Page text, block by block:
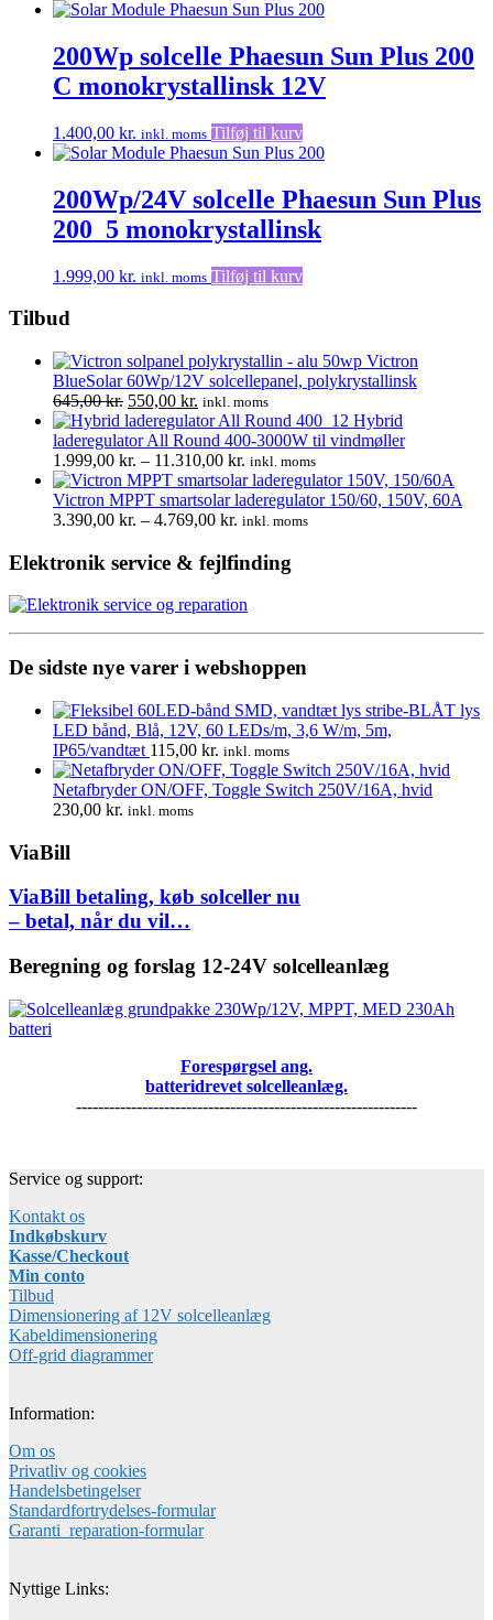
200Wp solcelle Phaesun Sun Plus 200
C monokrystallinsk 12V
1.400,00 kr. inkl. moms Tilføj til kurv
200Wp/24V solcelle Phaesun Sun Plus
200_5 monokrystallinsk
1.999,00 kr. inkl. moms Tilføj til kurv
Tilbud
Victron
BlueSolar 60Wp/12V solcellepanel, polykrystallinsk
645,00kr. Den
oprindelige
pris
var:
645,00 kr..
550,00 kr. Den
aktuelle
pris
er:
550,00 kr..
inkl. moms
Hybrid
laderegulator All Round 400-3000W til vindmøller
1.999,00 kr. – 11.310,00 kr. Prisinterval:
1.999,00 kr.
til
11.310,00 kr.
inkl. moms
Victron MPPT smartsolar laderegulator 150/60, 150V, 60A
3.390,00 kr. – 4.769,00 kr. Prisinterval:
til
4.769,00 kr.
inkl. moms
Elektronik service & fejlfinding
De sidste nye varer i webshoppen
LED bånd, Blå, 12V, 60 LEDs/m, 3,6 W/m, 5m,
IP65/vandtæt 115,00 kr. inkl. moms
Netafbryder ON/OFF, Toggle Switch 250V/16A, hvid
230,00 kr. inkl. moms
ViaBill
ViaBill betaling, køb solceller nu
– betal, når du vil…
Beregning og forslag 12-24V solcelleanlæg
Forespørgsel ang.
batteridrevet solcelleanlæg.
--------------------------------------------------------------
Service og support:
Kontakt os
Indkøbskurv
Kasse/Checkout
Min conto
Tilbud
Dimensionering af 12V solcelleanlæg
Kabeldimensionering
Off-grid diagrammer
Information:
Om os
Privatliv og cookies
Handelsbetingelser
Standardfortrydelses-formular
Garanti_reparation-formular
Nyttige Links: